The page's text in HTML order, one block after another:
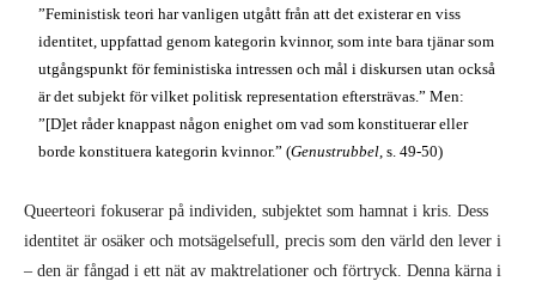
”Feministisk teori har vanligen utgått från att det existerar en viss
identitet, uppfattad genom kategorin kvinnor, som inte bara tjänar som
utgångspunkt för feministiska intressen och mål i diskursen utan också
är det subjekt för vilket politisk representation eftersträvas.” Men:
”[D]et råder knappast någon enighet om vad som konstituerar eller
borde konstituera kategorin kvinnor.” (Genustrubbel , s. 49-50)
Queerteori fokuserar på individen, subjektet som hamnat i kris. Dess
identitet är osäker och motsägelsefull, precis som den värld den lever i
– den är fångad i ett nät av maktrelationer och förtryck. Denna kärna i